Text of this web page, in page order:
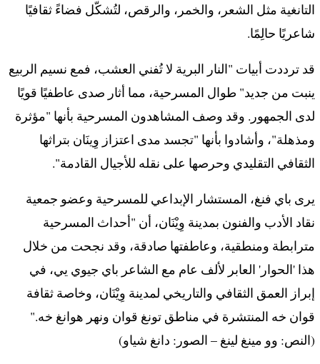
التانغية مثل الشعر، والخمر، والرقص، لتُشكّل فضاءً ثقافيًا
شاعريًا حالِمًا.
قد ترددت أبيات "النار البرية لا تُفني العشب، فمع نسيم الربيع
ينبت من جديد" طوال المسرحية، مما أثار صدى عاطفيًا قويًا
لدى الجمهور. وقد وصف المشاهدون المسرحية بأنها "مؤثرة
ومذهلة"، وأشادوا بأنها "تجسد مدى اعتزاز وِينَان بتراثها
الثقافي التقليدي وحرصها على نقله للأجيال القادمة".
يرى باي فنغ، المستشار الإبداعي للمسرحية وعضو جمعية
نقاد الأدب والفنون بمدينة وِيْنَان، أن "أحداث المسرحية
مترابطة ومنطقية، وعاطفتها صادقة، وقد نجحت من خلال
هذا 'الحوار' العابر لألف عام مع الشاعر باي جيوي يي، في
إبراز العمق الثقافي والتاريخي لمدينة وِيْنَان، وخاصة ثقافة
قوان خه المنتشرة في مناطق تونغ قوان ونهر هوانغ خه."
(النص: وو مينغ لينغ – الصور: دانغ شياو)